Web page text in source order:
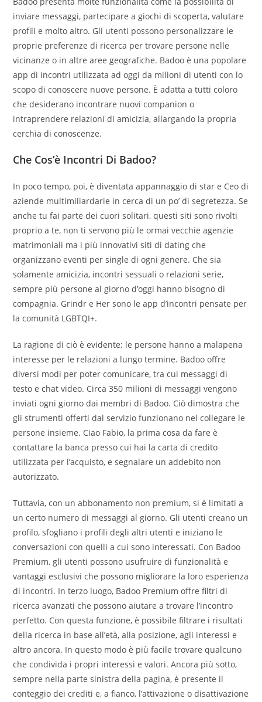
inviare messaggi, partecipare a giochi di scoperta, valutare
profili e molto altro. Gli utenti possono personalizzare le
proprie preferenze di ricerca per trovare persone nelle
vicinanze o in altre aree geografiche. Badoo è una popolare
app di incontri utilizzata ad oggi da milioni di utenti con lo
scopo di conoscere nuove persone. È adatta a tutti coloro
che desiderano incontrare nuovi companion o
intraprendere relazioni di amicizia, allargando la propria
cerchia di conoscenze.
Che Cos’è Incontri Di Badoo?
In poco tempo, poi, è diventata appannaggio di star e Ceo di
aziende multimiliardarie in cerca di un po’ di segretezza. Se
anche tu fai parte dei cuori solitari, questi siti sono rivolti
proprio a te, non ti servono più le ormai vecchie agenzie
matrimoniali ma i più innovativi siti di dating che
organizzano eventi per single di ogni genere. Che sia
solamente amicizia, incontri sessuali o relazioni serie,
sempre più persone al giorno d’oggi hanno bisogno di
compagnia. Grindr e Her sono le app d’incontri pensate per
la comunità LGBTQI+.
La ragione di ciò è evidente; le persone hanno a malapena
interesse per le relazioni a lungo termine. Badoo offre
diversi modi per poter comunicare, tra cui messaggi di
testo e chat video. Circa 350 milioni di messaggi vengono
inviati ogni giorno dai membri di Badoo. Ciò dimostra che
gli strumenti offerti dal servizio funzionano nel collegare le
persone insieme. Ciao Fabio, la prima cosa da fare è
contattare la banca presso cui hai la carta di credito
utilizzata per l’acquisto, e segnalare un addebito non
autorizzato.
Tuttavia, con un abbonamento non premium, si è limitati a
un certo numero di messaggi al giorno. Gli utenti creano un
profilo, sfogliano i profili degli altri utenti e iniziano le
conversazioni con quelli a cui sono interessati. Con Badoo
Premium, gli utenti possono usufruire di funzionalità e
vantaggi esclusivi che possono migliorare la loro esperienza
di incontri. In terzo luogo, Badoo Premium offre filtri di
ricerca avanzati che possono aiutare a trovare l’incontro
perfetto. Con questa funzione, è possibile filtrare i risultati
della ricerca in base all’età, alla posizione, agli interessi e
altro ancora. In questo modo è più facile trovare qualcuno
che condivida i propri interessi e valori. Ancora più sotto,
sempre nella parte sinistra della pagina, è presente il
conteggio dei crediti e, a fianco, l’attivazione o disattivazione